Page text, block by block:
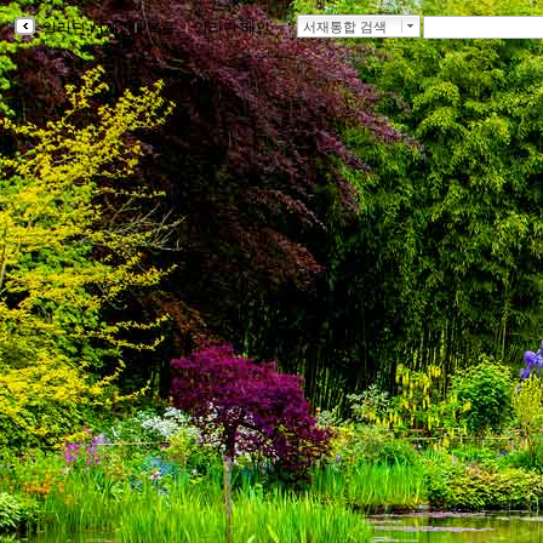
알라딘 서재 ｌ북플ｌ알라딘 메인 ｌ 서재통합 검색